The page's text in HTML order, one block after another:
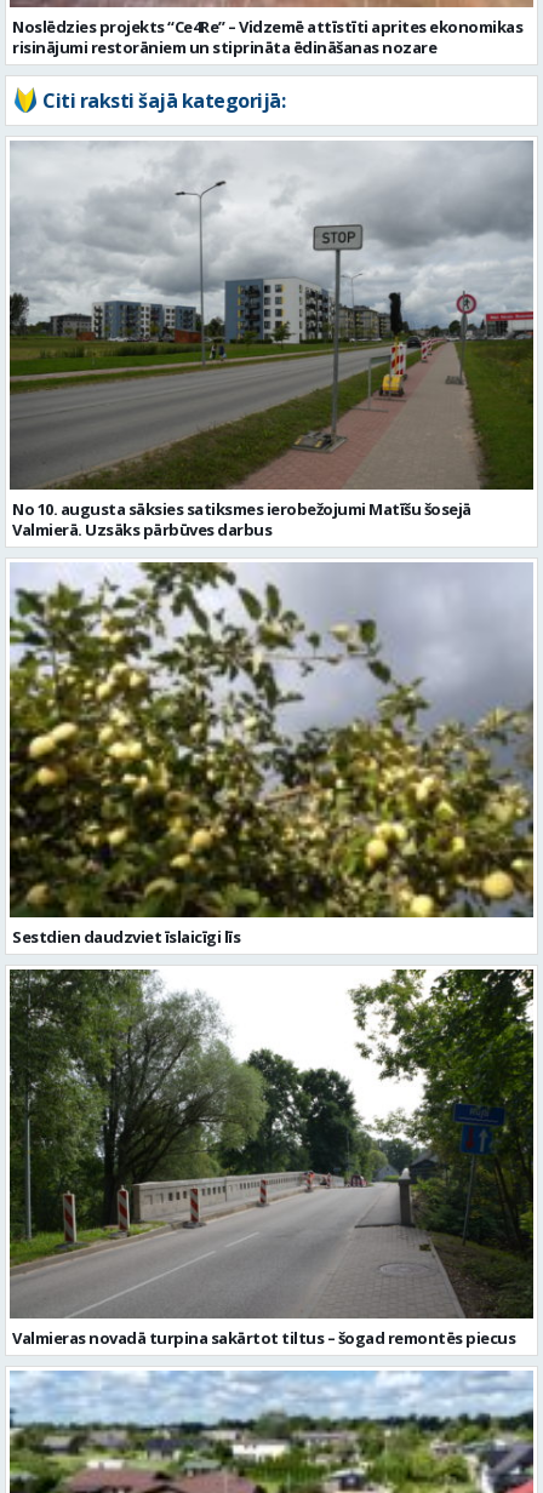
Noslēdzies projekts “Ce4Re” – Vidzemē attīstīti aprites ekonomikas
risinājumi restorāniem un stiprināta ēdināšanas nozare
Citi raksti šajā kategorijā:
No 10. augusta sāksies satiksmes ierobežojumi Matīšu šosejā
Valmierā. Uzsāks pārbūves darbus
Sestdien daudzviet īslaicīgi līs
Valmieras novadā turpina sakārtot tiltus – šogad remontēs piecus